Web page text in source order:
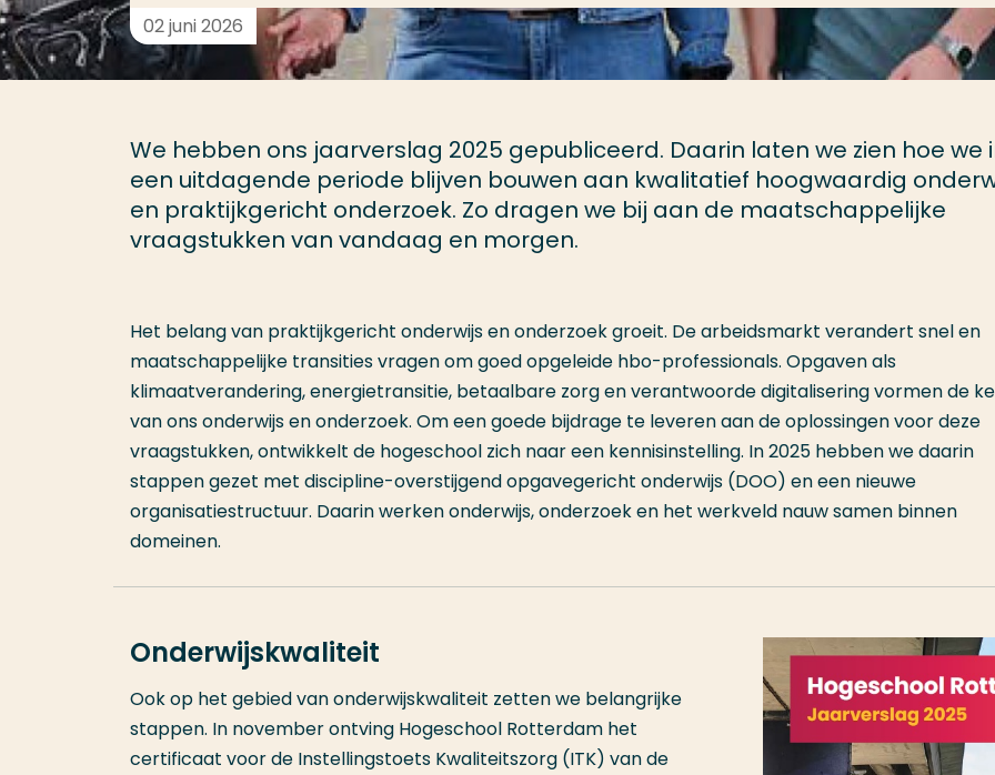
02 juni 2026
We hebben ons jaarverslag 2025 gepubliceerd. Daarin laten we zien hoe we
een uitdagende periode blijven bouwen aan kwalitatief hoogwaardig
en praktijkgericht onderzoek. Zo dragen we bij aan de maatschappelijke
vraagstukken van vandaag en morgen.
Het belang van praktijkgericht onderwijs en onderzoek groeit. De arbeidsmarkt verandert snel en
maatschappelijke transities vragen om goed opgeleide hbo-professionals. Opgaven als
klimaatverandering, energietransitie, betaalbare zorg en verantwoorde digitalisering vormen de
van ons onderwijs en onderzoek. Om een goede bijdrage te leveren aan de oplossingen voor deze
vraagstukken, ontwikkelt de hogeschool zich naar een kennisinstelling. In 2025 hebben we daarin
stappen gezet met discipline-overstijgend opgavegericht onderwijs (DOO) en een nieuwe
organisatiestructuur. Daarin werken onderwijs, onderzoek en het werkveld nauw samen binnen
domeinen.
Onderwijskwaliteit
Ook op het gebied van onderwijskwaliteit zetten we belangrijke
stappen. In november ontving Hogeschool Rotterdam het
certificaat voor de Instellingstoets Kwaliteitszorg (ITK) van de